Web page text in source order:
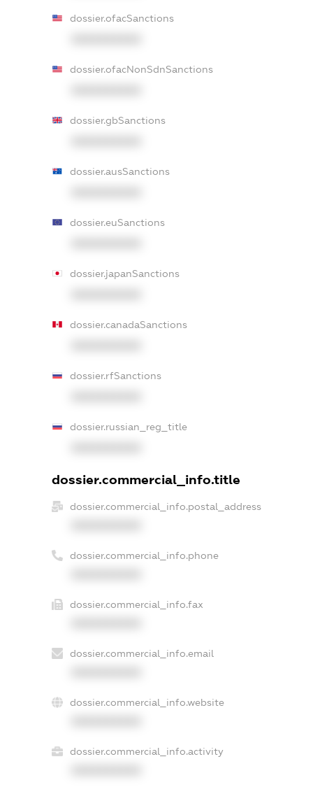
dossier.ofacSanctions
dossier.ofacNonSdnSanctions
dossier.gbSanctions
dossier.ausSanctions
dossier.euSanctions
dossier.japanSanctions
dossier.canadaSanctions
dossier.rfSanctions
dossier.russian_reg_title
dossier.commercial_info.title
dossier.commercial_info.postal_address
dossier.commercial_info.phone
dossier.commercial_info.fax
dossier.commercial_info.email
dossier.commercial_info.website
dossier.commercial_info.activity